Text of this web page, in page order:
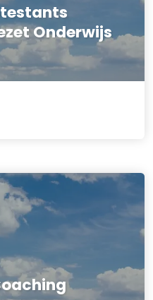
Onderwijs